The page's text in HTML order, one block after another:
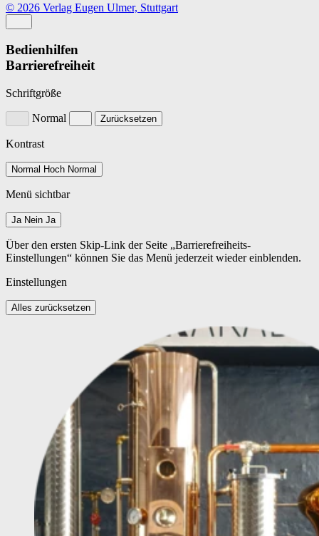
© 2026 Verlag Eugen Ulmer, Stuttgart
Bedienhilfen
Barrierefreiheit
Schriftgröße
Normal Zurücksetzen
Kontrast
Normal Hoch Normal
Menü sichtbar
Ja Nein Ja
Über den ersten Skip-Link der Seite „Barrierefreiheits-
Einstellungen“ können Sie das Menü jederzeit wieder einblenden.
Einstellungen
Alles zurücksetzen